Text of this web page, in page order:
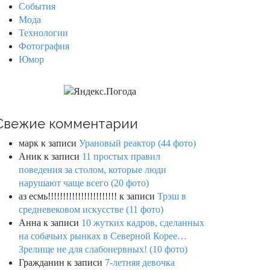
События
Мода
Технологии
Фотография
Юмор
комментарии
марк к записи Урановый реактор (44 фото)
Аник к записи 11 простых правил
поведения за столом, которые люди
нарушают чаще всего (20 фото)
аз есмь!!!!!!!!!!!!!!!!!!!!!!! к записи Трэш в
средневековом искусстве (11 фото)
Анна к записи 10 жутких кадров, сделанных
на собачьих рынках в Северной Корее…
Зрелище не для слабонервных! (10 фото)
Гражданин к записи 7-летняя девочка